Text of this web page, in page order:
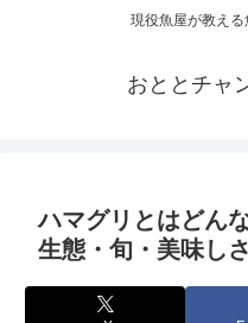
現役魚屋が教え
おととチャ
ハマグリとはどん
生態・旬・美味し